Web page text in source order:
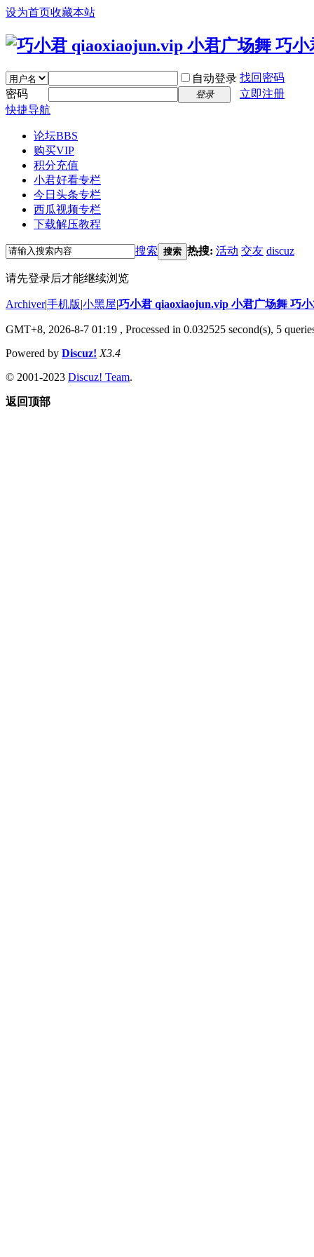
设为首页收藏本站
自动登录 找回密码
密码
登录
立即注册
快捷导航
论坛BBS
购买VIP
积分充值
小君好看专栏
今日头条专栏
西瓜视频专栏
下载解压教程
搜索 搜索 热搜: 活动 交友 discuz
请先登录后才能继续浏览
Archiver|手机版|小黑屋|巧小君 qiaoxiaojun.vip 小君广场舞 巧
GMT+8, 2026-8-7 01:19 , Processed in 0.032525 second(s), 5
Powered by Discuz! X3.4
© 2001-2023 Discuz! Team.
返回顶部